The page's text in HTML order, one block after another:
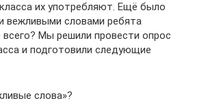
их употребляют. Ещё было
вежливыми словами ребята
Мы решили провести опрос
и подготовили следующие
слова»?